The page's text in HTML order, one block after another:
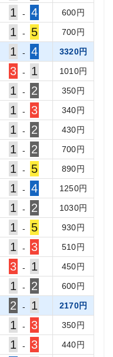
1 - 4 600円
1 - 5 700円
1 - 4 3320円
3 - 1 1010円
1 - 2 350円
1 - 3 340円
1 - 2 430円
1 - 2 700円
1 - 5 890円
1 - 4 1250円
1 - 2 1030円
1 - 5 930円
1 - 3 510円
3 - 1 450円
1 - 2 600円
2 - 1 2170円
1 - 3 350円
1 - 3 440円